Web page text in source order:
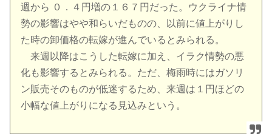
週から ０．４円増の１６７円だった。ウクライナ情
勢の影響はやや和らいだものの、以前に値上がりし
た時の卸価格の転嫁が進んでいるとみられる。
来週以降はこうした転嫁に加え、イラク情勢の悪
化も影響するとみられる。ただ、梅雨時にはガソリ
ン販売そのものが低迷するため、来週は１円ほどの
小幅な値上がりになる見込みという。